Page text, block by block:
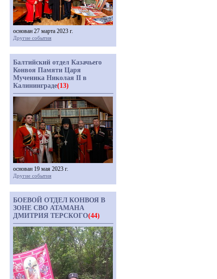
основан 27 марта 2023 г.
Другие события
Балтийский отдел Казачьего
Конвоя Памяти Царя
Мученика Николая II в
Калининграде(13)
основан 19 мая 2023 г.
Другие события
БОЕВОЙ ОТДЕЛ КОНВОЯ В
ЗОНЕ СВО АТАМАНА
ДМИТРИЯ ТЕРСКОГО(44)